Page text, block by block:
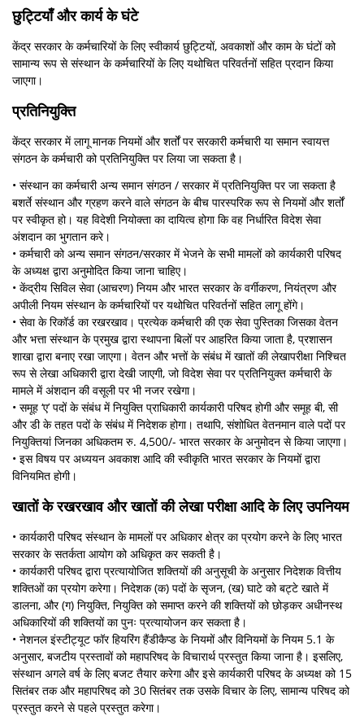
छुट्टियाँ और कार्य के घंटे
केंद्र सरकार के कर्मचारियों के लिए स्वीकार्य छुट्टियों, अवकाशों और काम के घंटों को
सामान्य रूप से संस्थान के कर्मचारियों के लिए यथोचित परिवर्तनों सहित प्रदान किया
जाएगा।
प्रतिनियुक्ति
केंद्र सरकार में लागू मानक नियमों और शर्तों पर सरकारी कर्मचारी या समान स्वायत्त
संगठन के कर्मचारी को प्रतिनियुक्ति पर लिया जा सकता है।
• संस्थान का कर्मचारी अन्य समान संगठन / सरकार में प्रतिनियुक्ति पर जा सकता है
बशर्ते संस्थान और ग्रहण करने वाले संगठन के बीच पारस्परिक रूप से नियमों और शर्तों
पर स्वीकृत हो। यह विदेशी नियोक्ता का दायित्व होगा कि वह निर्धारित विदेश सेवा
अंशदान का भुगतान करे।
• कर्मचारी को अन्य समान संगठन/सरकार में भेजने के सभी मामलों को कार्यकारी परिषद
के अध्यक्ष द्वारा अनुमोदित किया जाना चाहिए।
• केंद्रीय सिविल सेवा (आचरण) नियम और भारत सरकार के वर्गीकरण, नियंत्रण और
अपीली नियम संस्थान के कर्मचारियों पर यथोचित परिवर्तनों सहित लागू होंगे।
• सेवा के रिकॉर्ड का रखरखाव। प्रत्येक कर्मचारी की एक सेवा पुस्तिका जिसका वेतन
और भत्ता संस्थान के प्रमुख द्वारा स्थापना बिलों पर आहरित किया जाता है, प्रशासन
शाखा द्वारा बनाए रखा जाएगा। वेतन और भत्तों के संबंध में खातों की लेखापरीक्षा निश्चित
रूप से लेखा अधिकारी द्वारा देखी जाएगी, जो विदेश सेवा पर प्रतिनियुक्त कर्मचारी के
मामले में अंशदान की वसूली पर भी नजर रखेगा।
• समूह ‘ए’ पदों के संबंध में नियुक्ति प्राधिकारी कार्यकारी परिषद होगी और समूह बी, सी
और डी के तहत पदों के संबंध में निदेशक होगा। तथापि, संशोधित वेतनमान वाले पदों पर
नियुक्तियां जिनका अधिकतम रु. 4,500/- भारत सरकार के अनुमोदन से किया जाएगा।
• इस विषय पर अध्ययन अवकाश आदि की स्वीकृति भारत सरकार के नियमों द्वारा
विनियमित होगी।
खातों के रखरखाव और खातों की लेखा परीक्षा आदि के लिए उपनियम
• कार्यकारी परिषद संस्थान के मामलों पर अधिकार क्षेत्र का प्रयोग करने के लिए भारत
सरकार के सतर्कता आयोग को अधिकृत कर सकती है।
• कार्यकारी परिषद द्वारा प्रत्यायोजित शक्तियों की अनुसूची के अनुसार निदेशक वित्तीय
शक्तिओं का प्रयोग करेगा। निदेशक (क) पदों के सृजन, (ख) घाटे को बट्टे खाते में
डालना, और (ग) नियुक्ति, नियुक्ति को समाप्त करने की शक्तियों को छोड़कर अधीनस्थ
अधिकारियों की शक्तियों का पुनः प्रत्यायोजन कर सकता है।
• नेशनल इंस्टीट्यूट फॉर हियरिंग हैंडीकैप्ड के नियमों और विनियमों के नियम 5.1 के
अनुसार, बजटीय प्रस्तावों को महापरिषद के विचारार्थ प्रस्तुत किया जाना है। इसलिए,
संस्थान अगले वर्ष के लिए बजट तैयार करेगा और इसे कार्यकारी परिषद के अध्यक्ष को 15
सितंबर तक और महापरिषद को 30 सितंबर तक उसके विचार के लिए, सामान्य परिषद को
प्रस्तुत करने से पहले प्रस्तुत करेगा।